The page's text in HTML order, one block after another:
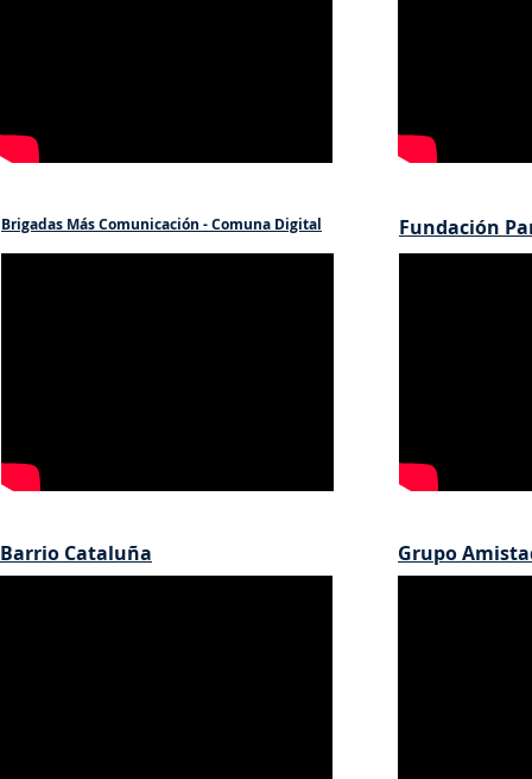
Brigadas Más Comunicación - Comuna Digital
Barrio Cataluña
Fundación
Grupo